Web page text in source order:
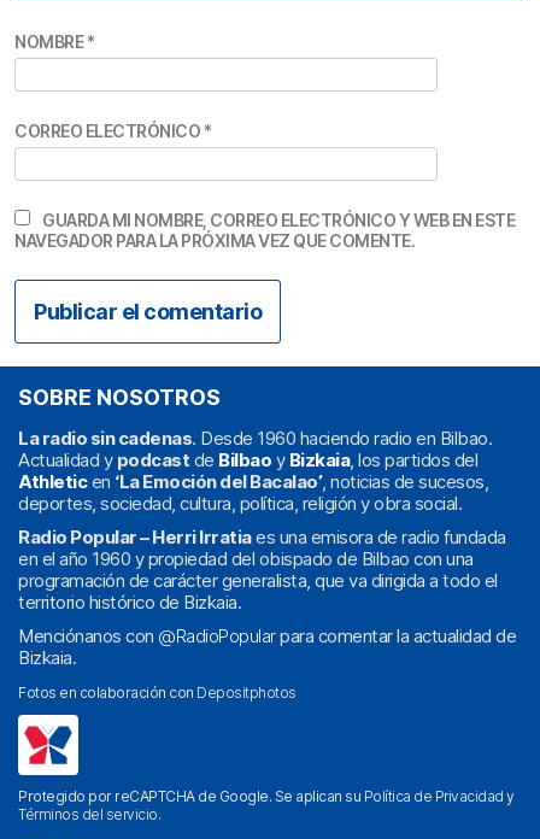
NOMBRE*
CORREO ELECTRÓNICO *
GUARDA MI NOMBRE, CORREO ELECTRÓNICO Y WEB EN ESTE
NAVEGADOR PARA LA PRÓXIMA VEZ QUE COMENTE.
SOBRE NOSOTROS
La radio sin cadenas. Desde 1960 haciendo radio en Bilbao.
Actualidad y podcast de Bilbao y Bizkaia, los partidos del
Athleticen ‘La Emoción del Bacalao’, noticias de sucesos,
deportes, sociedad, cultura, política, religión y obra social.
Radio Popular – Herri Irratiaes una emisora de radio fundada
en el año 1960 y propiedad del obispado de Bilbao con una
programación de carácter generalista, que va dirigida a todo el
territorio histórico de Bizkaia.
Menciónanos con @RadioPopularpara comentar la actualidad de
Bizkaia.
Fotos en colaboración con Depositphotos
Protegido por reCAPTCHA de Google. Se aplican su Política de Privacidad y
Términos del servicio.